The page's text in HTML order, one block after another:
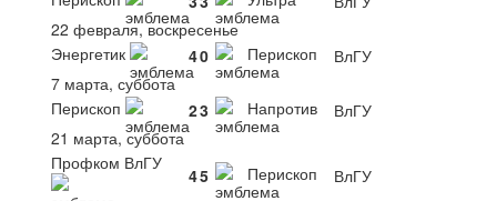
22 февраля, воскресенье
Энергетик
40 Перископ
ВлГУ
7 марта, суббота
Перископ
23 Напротив
ВлГУ
21 марта, суббота
Профком ВлГУ
45 Перископ
ВлГУ